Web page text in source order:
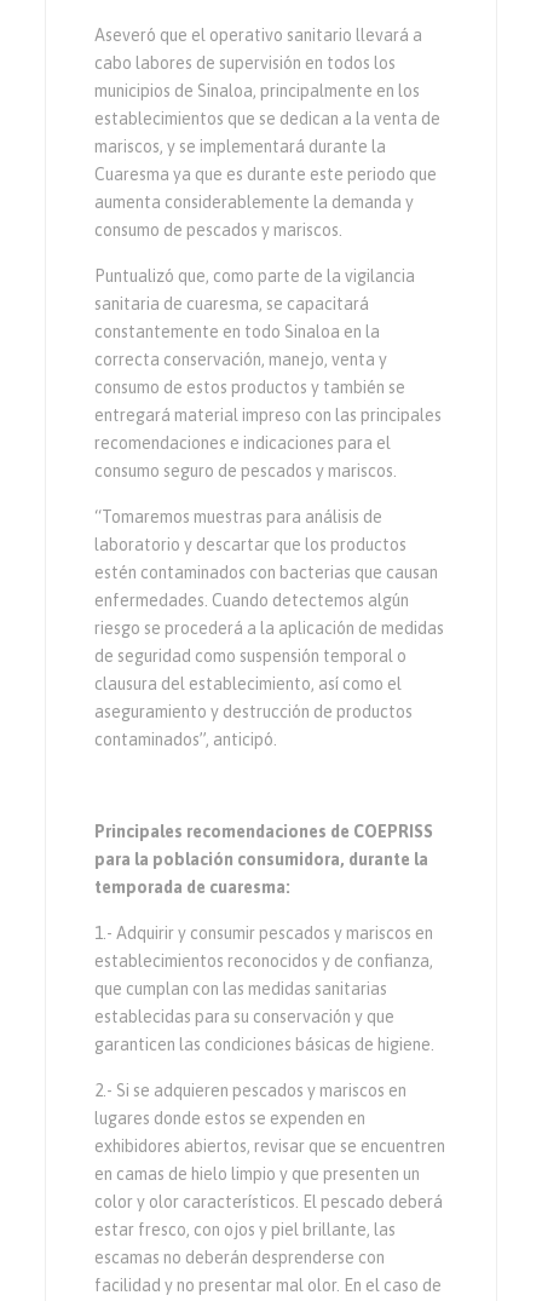
Aseveró que el operativo sanitario llevará a
cabo labores de supervisión en todos los
municipios de Sinaloa, principalmente en los
establecimientos que se dedican a la venta de
mariscos, y se implementará durante la
Cuaresma ya que es durante este periodo que
aumenta considerablemente la demanda y
consumo de pescados y mariscos.
Puntualizó que, como parte de la vigilancia
sanitaria de cuaresma, se capacitará
constantemente en todo Sinaloa en la
correcta conservación, manejo, venta y
consumo de estos productos y también se
entregará material impreso con las principales
recomendaciones e indicaciones para el
consumo seguro de pescados y mariscos.
“Tomaremos muestras para análisis de
laboratorio y descartar que los productos
estén contaminados con bacterias que causan
enfermedades. Cuando detectemos algún
riesgo se procederá a la aplicación de medidas
de seguridad como suspensión temporal o
clausura del establecimiento, así como el
aseguramiento y destrucción de productos
contaminados”, anticipó.
Principales recomendaciones de COEPRISS
para la población consumidora, durante la
temporada de cuaresma:
1.- Adquirir y consumir pescados y mariscos en
establecimientos reconocidos y de confianza,
que cumplan con las medidas sanitarias
establecidas para su conservación y que
garanticen las condiciones básicas de higiene.
2.- Si se adquieren pescados y mariscos en
lugares donde estos se expenden en
exhibidores abiertos, revisar que se encuentren
en camas de hielo limpio y que presenten un
color y olor característicos. El pescado deberá
estar fresco, con ojos y piel brillante, las
escamas no deberán desprenderse con
facilidad y no presentar mal olor. En el caso de